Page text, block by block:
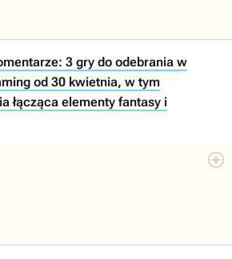
3 gry do odebrania w
od 30 kwietnia, w tym
łącząca elementy fantasy i